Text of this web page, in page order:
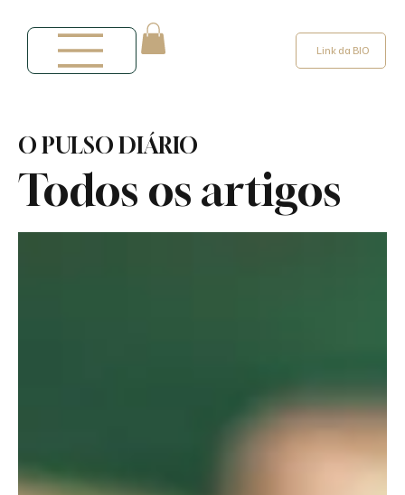
Link da BIO
Todos os artigos
O PULSO DIÁRIO